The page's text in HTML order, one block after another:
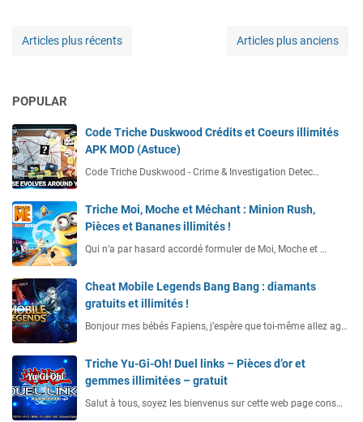
Articles plus récents Articles plus anciens
POPULAR
Code Triche Duskwood Crédits et Coeurs illimités
APK MOD (Astuce)
Code Triche Duskwood - Crime & Investigation Detec…
Triche Moi, Moche et Méchant : Minion Rush,
Pièces et Bananes illimités !
Qui n’a par hasard accordé formuler de Moi, Moche et …
Cheat Mobile Legends Bang Bang : diamants
gratuits et illimités !
Bonjour mes bébés Fapiens, j’espère que toi-même allez ag…
Triche Yu-Gi-Oh! Duel links – Pièces d’or et
gemmes illimitées – gratuit
Salut à tous, soyez les bienvenus sur cette web page cons…